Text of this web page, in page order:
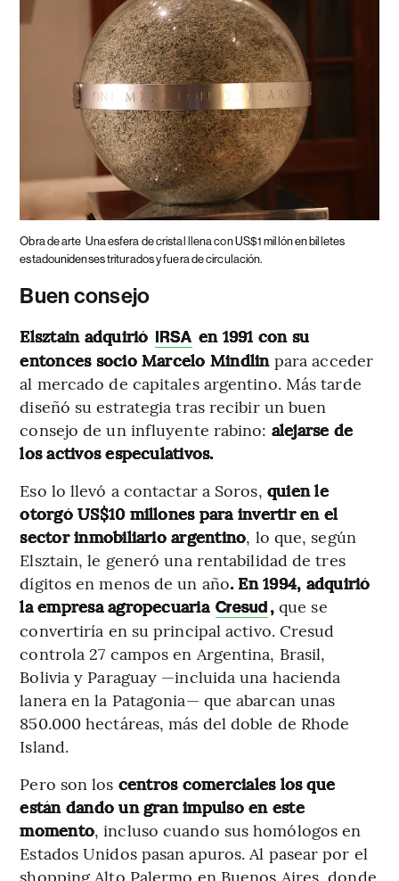
Obra de arte Una esfera de cristal llena con US$1 millón en billetes
estadounidenses triturados y fuera de circulación.
Buen consejo
Elsztain adquirió IRSA en 1991 con su
entonces socio Marcelo Mindlin para acceder
al mercado de capitales argentino. Más tarde
diseñó su estrategia tras recibir un buen
consejo de un influyente rabino: alejarse de
los activos especulativos.
Eso lo llevó a contactar a Soros, quien le
otorgó US$10 millones para invertir en el
sector inmobiliario argentino, lo que, según
Elsztain, le generó una rentabilidad de tres
dígitos en menos de un año. En 1994, adquirió
la empresa agropecuaria Cresud,que se
convertiría en su principal activo. Cresud
controla 27 campos en Argentina, Brasil,
Bolivia y Paraguay —incluida una hacienda
lanera en la Patagonia— que abarcan unas
850.000 hectáreas, más del doble de Rhode
Island.
Pero son los centros comerciales los que
están dando un gran impulso en este
momento, incluso cuando sus homólogos en
Estados Unidos pasan apuros. Al pasear por el
shopping Alto Palermo en Buenos Aires, donde